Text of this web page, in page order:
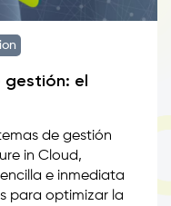
gestión: el
de gestión
in Cloud,
e inmediata
para optimizar la